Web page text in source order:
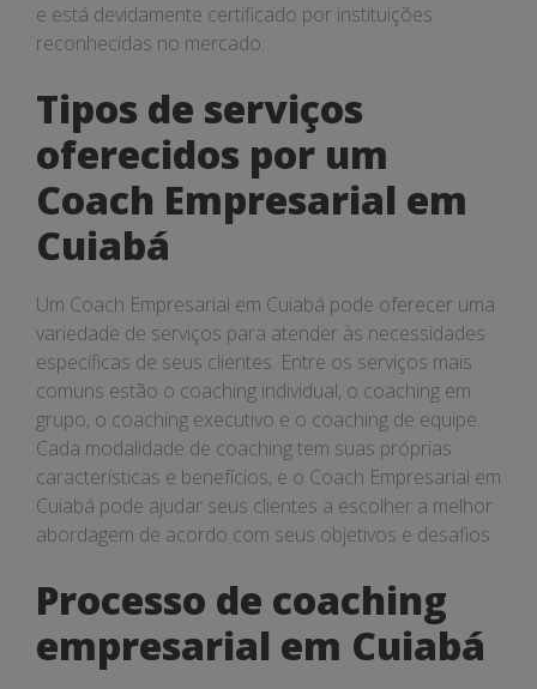
e está devidamente certificado por instituições
reconhecidas no mercado.
Tipos de serviços
oferecidos por um
Coach Empresarial em
Cuiabá
Um Coach Empresarial em Cuiabá pode oferecer uma
variedade de serviços para atender às necessidades
específicas de seus clientes. Entre os serviços mais
comuns estão o coaching individual, o coaching em
grupo, o coaching executivo e o coaching de equipe.
Cada modalidade de coaching tem suas próprias
características e benefícios, e o Coach Empresarial em
Cuiabá pode ajudar seus clientes a escolher a melhor
abordagem de acordo com seus objetivos e desafios.
Processo de coaching
empresarial em Cuiabá